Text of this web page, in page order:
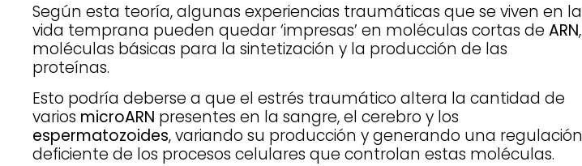
Según esta teoría, algunas experiencias traumáticas que se viven en la
vida temprana pueden quedar ‘impresas’ en moléculas cortas de ARN,
moléculas básicas para la sintetización y la producción de las
proteínas.
Esto podría deberse a que el estrés traumático altera la cantidad de
varios microARN presentes en la sangre, el cerebro y los
espermatozoides, variando su producción y generando una regulación
deficiente de los procesos celulares que controlan estas moléculas.